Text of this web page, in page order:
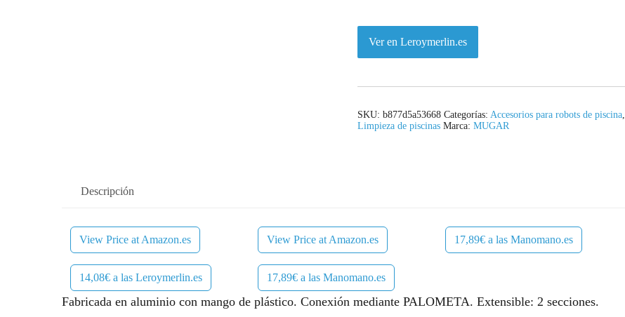
l
e
r
0
s
:
1
€
Ver en Leroymerlin.es
SKU: b877d5a53668 Categorías: Accesorios para robots de piscina,
Limpieza de piscinas Marca: MUGAR
Descripción
View Price at Amazon.es View Price at Amazon.es 17,89€ a las Manomano.es
14,08€ a las Leroymerlin.es 17,89€ a las Manomano.es
Fabricada en aluminio con mango de plástico. Conexión mediante PALOMETA. Extensible: 2 secciones.